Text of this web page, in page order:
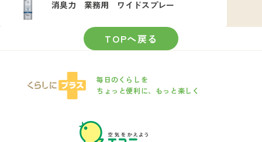
消臭力 業務用 ワイドスプレー
TOPへ戻る
毎日のくらしを
ちょっと便利に、もっと楽しく